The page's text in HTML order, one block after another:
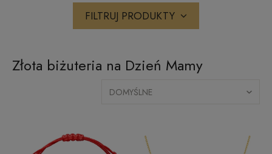
FILTRUJ PRODUKTY
Złota biżuteria na Dzień Mamy